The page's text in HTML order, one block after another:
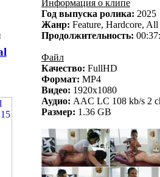
Информация о клипе
Год выпуска ролика: 2025
Жанр: Feature, Hardcore,
Продолжительность:
Файл
Качество: FullHD
Формат: MP4
Видео: 1920x1080
Аудио: AAC LC 108 kb/s 2
Размер: 1.36 GB